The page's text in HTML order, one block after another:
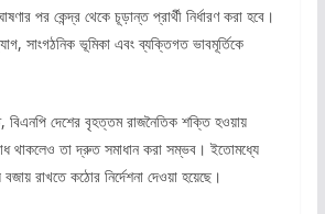
পর কেন্দ্র থেকে চূড়ান্ত প্রার্থী নির্ধারণ করা হবে।
সাংগঠনিক ভূমিকা এবং ব্যক্তিগত ভাবমূর্তিকে
বিএনপি দেশের বৃহত্তম রাজনৈতিক শক্তি হওয়ায়
থাকলেও তা দ্রুত সমাধান করা সম্ভব। ইতোমধ্যে
রাখতে কঠোর নির্দেশনা দেওয়া হয়েছে।